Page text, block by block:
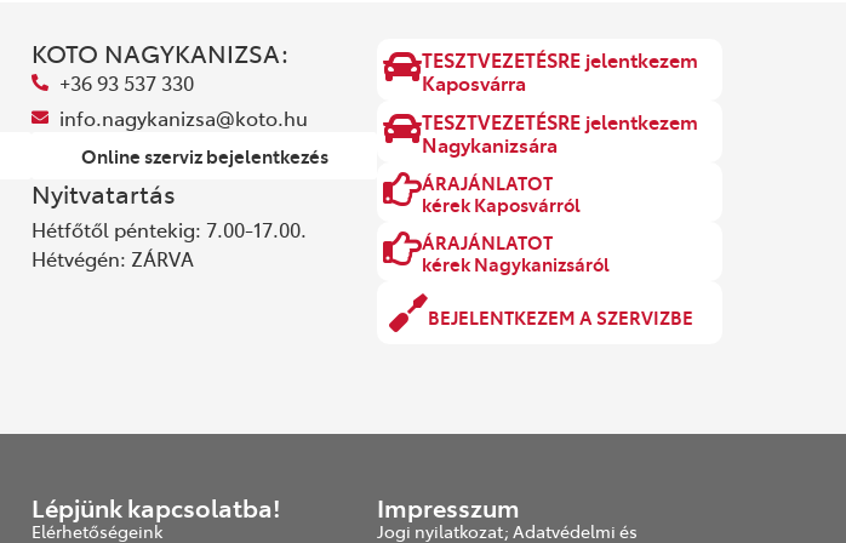
KOTO NAGYKANIZSA:
+36 93 537 330
info.nagykanizsa@koto.hu
Online szerviz bejelentkezés
Nyitvatartás
Hétfőtől péntekig: 7.00-17.00.
Hétvégén: ZÁRVA
TESZTVEZETÉSRE jelentkezem
Kaposvárra
TESZTVEZETÉSRE jelentkezem
Nagykanizsára
ÁRAJÁNLATOT
kérek Kaposvárról
ÁRAJÁNLATOT
kérek Nagykanizsáról
BEJELENTKEZEM A SZERVIZBE
Lépjünk kapcsolatba!
Elérhetőségeink
Impresszum
Jogi nyilatkozat; Adatvédelmi és